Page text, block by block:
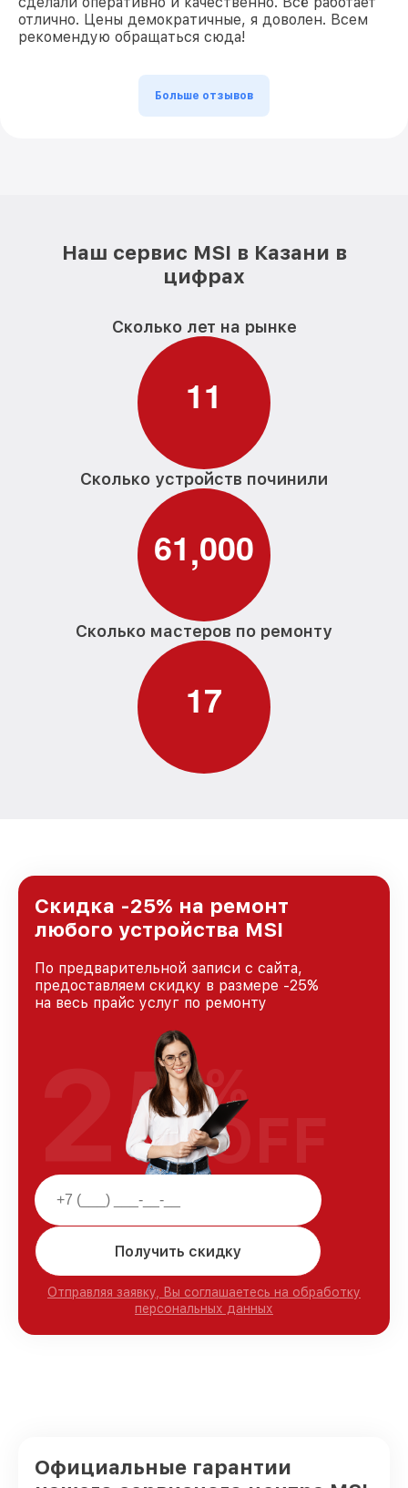
отлично. Цены демократичные, я доволен. Всем
рекомендую обращаться сюда!
Больше отзывов
Наш сервис MSI в Казани в
цифрах
Сколько лет на рынке
11
Сколько устройств починили
61,000
Сколько мастеров по ремонту
17
Скидка -25% на ремонт
любого устройства MSI
По предварительной записи с сайта,
предоставляем скидку в размере -25%
на весь прайс услуг по ремонту
Получить скидку
Отправляя заявку, Вы соглашаетесь на обработку
персональных данных
25%
OFF
Официальные гарантии